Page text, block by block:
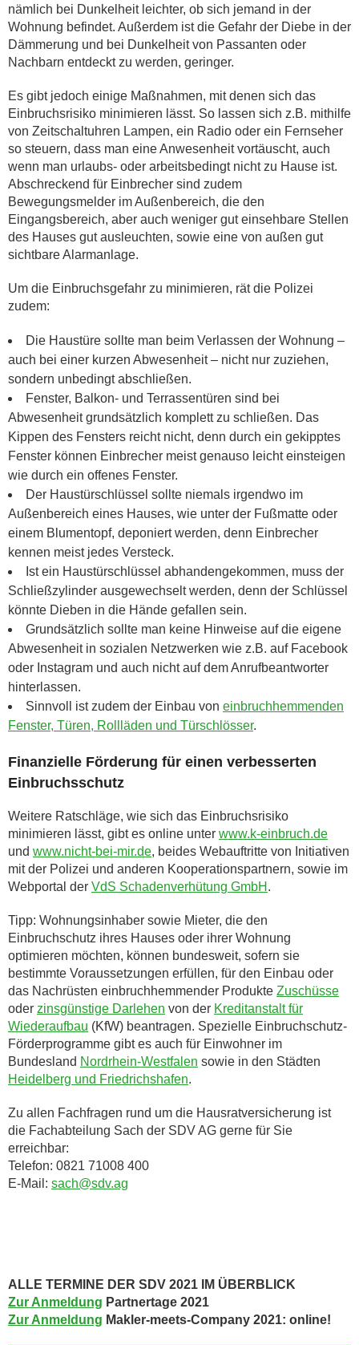
nämlich bei Dunkelheit leichter, ob sich jemand in der
Wohnung befindet. Außerdem ist die Gefahr der Diebe in der
Dämmerung und bei Dunkelheit von Passanten oder
Nachbarn entdeckt zu werden, geringer.
Es gibt jedoch einige Maßnahmen, mit denen sich das
Einbruchsrisiko minimieren lässt. So lassen sich z.B. mithilfe
von Zeitschaltuhren Lampen, ein Radio oder ein Fernseher
so steuern, dass man eine Anwesenheit vortäuscht, auch
wenn man urlaubs- oder arbeitsbedingt nicht zu Hause ist.
Abschreckend für Einbrecher sind zudem
Bewegungsmelder im Außenbereich, die den
Eingangsbereich, aber auch weniger gut einsehbare Stellen
des Hauses gut ausleuchten, sowie eine von außen gut
sichtbare Alarmanlage.
Um die Einbruchsgefahr zu minimieren, rät die Polizei
zudem:
Die Haustüre sollte man beim Verlassen der Wohnung –
auch bei einer kurzen Abwesenheit – nicht nur zuziehen,
sondern unbedingt abschließen.
Fenster, Balkon- und Terrassentüren sind bei
Abwesenheit grundsätzlich komplett zu schließen. Das
Kippen des Fensters reicht nicht, denn durch ein gekipptes
Fenster können Einbrecher meist genauso leicht einsteigen
wie durch ein offenes Fenster.
Der Haustürschlüssel sollte niemals irgendwo im
Außenbereich eines Hauses, wie unter der Fußmatte oder
einem Blumentopf, deponiert werden, denn Einbrecher
kennen meist jedes Versteck.
Ist ein Haustürschlüssel abhandengekommen, muss der
Schließzylinder ausgewechselt werden, denn der Schlüssel
könnte Dieben in die Hände gefallen sein.
Grundsätzlich sollte man keine Hinweise auf die eigene
Abwesenheit in sozialen Netzwerken wie z.B. auf Facebook
oder Instagram und auch nicht auf dem Anrufbeantworter
hinterlassen.
Sinnvoll ist zudem der Einbau von einbruchhemmenden
Fenster, Türen, Rollläden und Türschlösser.
Finanzielle Förderung für einen verbesserten
Einbruchsschutz
Weitere Ratschläge, wie sich das Einbruchsrisiko
minimieren lässt, gibt es online unter www.k-einbruch.de
und www.nicht-bei-mir.de, beides Webauftritte von Initiativen
mit der Polizei und anderen Kooperationspartnern, sowie im
Webportal der VdS Schadenverhütung GmbH .
Tipp: Wohnungsinhaber sowie Mieter, die den
Einbruchschutz ihres Hauses oder ihrer Wohnung
optimieren möchten, können bundesweit, sofern sie
bestimmte Voraussetzungen erfüllen, für den Einbau oder
das Nachrüsten einbruchhemmender Produkte Zuschüsse
oder zinsgünstige Darlehen von der Kreditanstalt für
Wiederaufbau (KfW) beantragen. Spezielle Einbruchschutz-
Förderprogramme gibt es auch für Einwohner im
Bundesland Nordrhein-Westfalen sowie in den Städten
Heidelberg und Friedrichshafen.
Zu allen Fachfragen rund um die Hausratversicherung ist
die Fachabteilung Sach der SDV AG gerne für Sie
erreichbar:
Telefon: 0821 71008 400
E-Mail: sach@sdv.ag
ALLE TERMINE DER SDV 2021 IM ÜBERBLICK
Zur Anmeldung Partnertage 2021
Zur Anmeldung Makler-meets-Company 2021: online!